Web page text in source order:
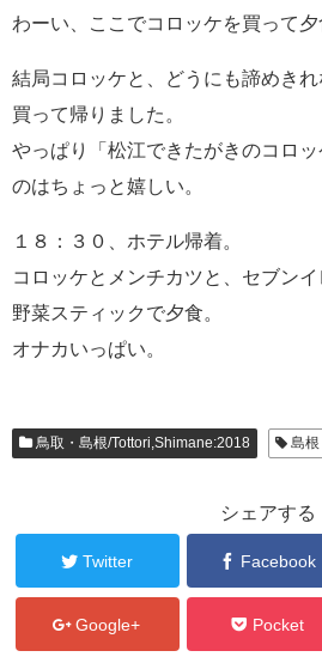
わーい、ここでコロッケを買って夕
結局コロッケと、どうにも諦めき
買って帰りました。
やっぱり「松江できたがきのコロ
のはちょっと嬉しい。
１８：３０、ホテル帰着。
コロッケとメンチカツと、セブン
野菜スティックで夕食。
オナカいっぱい。
鳥取・島根/Tottori,Shimane:2018 島根
シェアする
Twitter Facebook
Google+ Pocket